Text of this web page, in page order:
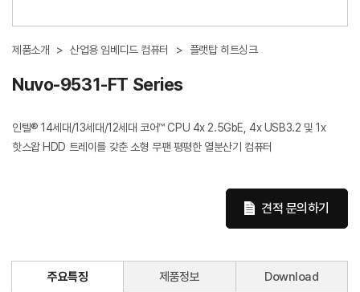
제품소개 > 산업용 임베디드 컴퓨터 > 플랫탑 히트싱크
Nuvo-9531-FT Series
인텔® 14세대/13세대/12세대 코어™ CPU 4x 2.5GbE, 4x USB3.2 및 1x
핫스왑 HDD 트레이를 갖춘 소형 무팬 평평한 열분산기 컴퓨터
견적 문의하기
주요특징 제품정보 Download